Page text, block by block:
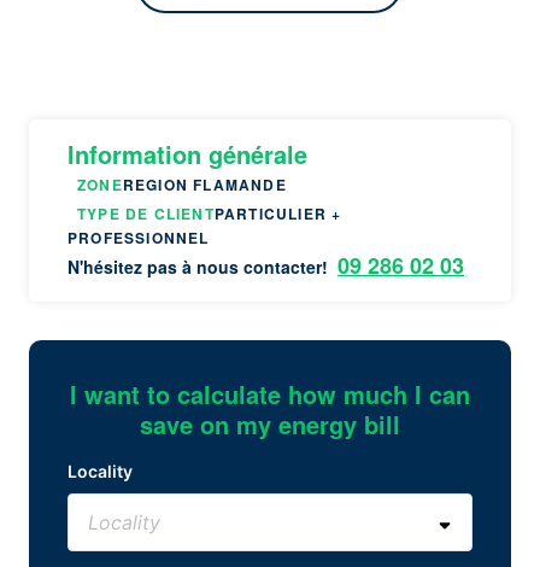
Information générale
ZONEREGION FLAMANDE
TYPE DE CLIENTPARTICULIER +
PROFESSIONNEL
N'hésitez pas à nous contacter! 09 286 02 03
I want to calculate how much I can
save on my energy bill
Locality